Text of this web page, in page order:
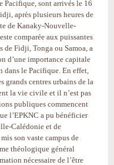
Pacifique, sont arrivés le 16
après plusieurs heures de
de Kanaky-Nouvelle-
comparée aux puissantes
de Fidji, Tonga ou Samoa, a
d’une importance capitale
le Pacifique. En effet,
grands centres urbains de la
la vie civile et il n’est pas
publiques commencent
l’EPKNC a pu bénéficier
Calédonie et de
son vaste campus de
théologique général
nécessaire de l’être